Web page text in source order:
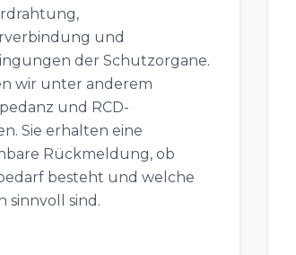
und
der Schutzorgane.
wir unter anderem
und RCD-
Sie erhalten eine
Rückmeldung, ob
besteht und welche
sinnvoll sind.